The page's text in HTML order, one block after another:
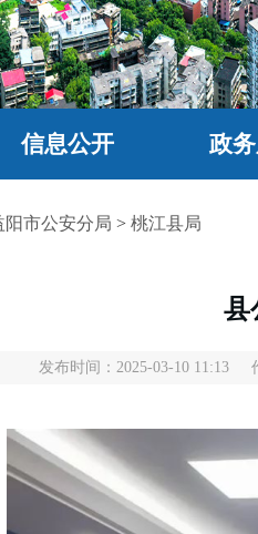
信息公开 政
阳市公安分局 > 桃江县局
县
发布时间：2025-03-10 11:13